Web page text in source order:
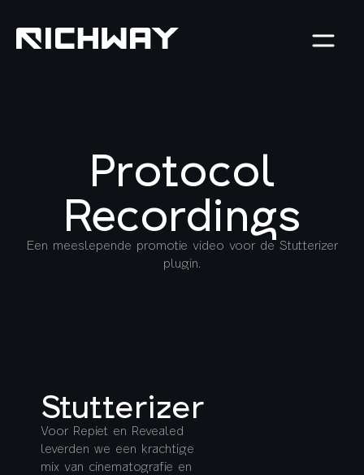
Protocol
Recordings
Een meeslepende promotie video voor de Stutterizer
plugin.
Stutterizer
Voor Repiet en Revealed
leverden we een krachtige
mix van cinematografie en